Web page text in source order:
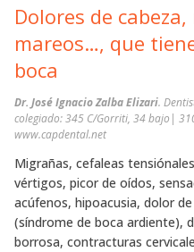
Dolores de cabeza, migrañas, acúfenos,
mareos…, que tienen su causa
boca
Dr. José Ignacio Zalba Elizari. Dentista. Rehabilitación Neuro-oclusal Nº
colegiado: 345 C/Gorriti, 34 bajo| 31003 Pamplona T 948 15 22 84 |
www.capdental.net
Migrañas, cefaleas
vértigos, picor de oídos,
acúfenos, hipoacusia, dolor
(síndrome de boca ardiente),
borrosa, contracturas